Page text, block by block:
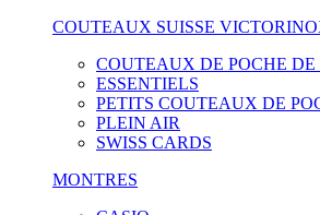
COUTEAUX SUISSE
COUTEAUX DE POCHE
ESSENTIELS
PETITS COUTEAUX DE
PLEIN AIR
SWISS CARDS
MONTRES